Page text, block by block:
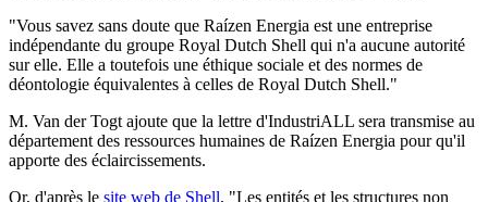
"Vous savez sans doute que Raízen Energia est une entreprise
indépendante du groupe Royal Dutch Shell qui n'a aucune autorité
sur elle. Elle a toutefois une éthique sociale et des normes de
déontologie équivalentes à celles de Royal Dutch Shell."
M. Van der Togt ajoute que la lettre d'IndustriALL sera transmise au
département des ressources humaines de Raízen Energia pour qu'il
apporte des éclaircissements.
Or, d'après le site web de Shell, "Les entités et les structures non